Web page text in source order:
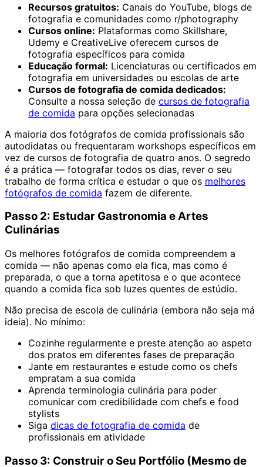
Recursos gratuitos: Canais do YouTube, blogs de
fotografia e comunidades como r/photography
Cursos online: Plataformas como Skillshare,
Udemy e CreativeLive oferecem cursos de
fotografia específicos para comida
Educação formal: Licenciaturas ou certificados em
fotografia em universidades ou escolas de arte
Cursos de fotografia de comida dedicados:
Consulte a nossa seleção de cursos de fotografia
de comida para opções selecionadas
A maioria dos fotógrafos de comida profissionais são
autodidatas ou frequentaram workshops específicos em
vez de cursos de fotografia de quatro anos. O segredo
é a prática — fotografar todos os dias, rever o seu
trabalho de forma crítica e estudar o que os melhores
fotógrafos de comida fazem de diferente.
Passo 2: Estudar Gastronomia e Artes
Culinárias
Os melhores fotógrafos de comida compreendem a
comida — não apenas como ela fica, mas como é
preparada, o que a torna apetitosa e o que acontece
quando a comida fica sob luzes quentes de estúdio.
Não precisa de escola de culinária (embora não seja má
ideia). No mínimo:
Cozinhe regularmente e preste atenção ao aspeto
dos pratos em diferentes fases de preparação
Jante em restaurantes e estude como os chefs
empratam a sua comida
Aprenda terminologia culinária para poder
comunicar com credibilidade com chefs e food
stylists
Siga dicas de fotografia de comida de
profissionais em atividade
Passo 3: Construir o Seu Portfólio (Mesmo de